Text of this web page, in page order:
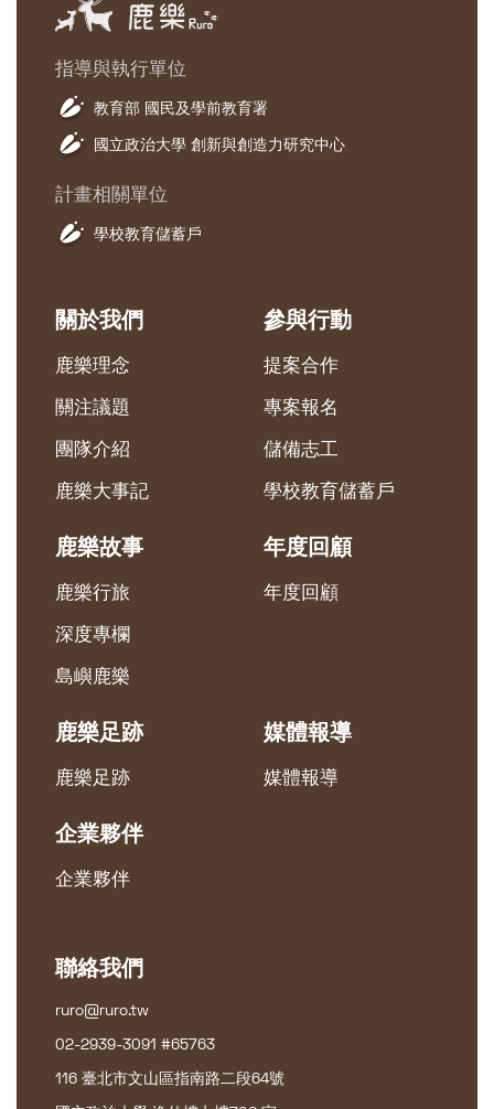
指導與執行單位
教育部 國民及學前教育署
國立政治大學 創新與創造力研究中心
計畫相關單位
學校教育儲蓄戶
關於我們
鹿樂理念
關注議題
團隊介紹
鹿樂大事記
參與行動
提案合作
專案報名
儲備志工
學校教育儲蓄戶
鹿樂故事
鹿樂行旅
深度專欄
島嶼鹿樂
年度回顧
年度回顧
鹿樂足跡
鹿樂足跡
媒體報導
媒體報導
企業夥伴
企業夥伴
聯絡我們
ruro@ruro.tw
02-2939-3091 #65763
116 臺北市文山區指南路二段64號